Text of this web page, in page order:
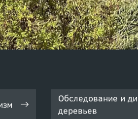
Обследование и
деревьев